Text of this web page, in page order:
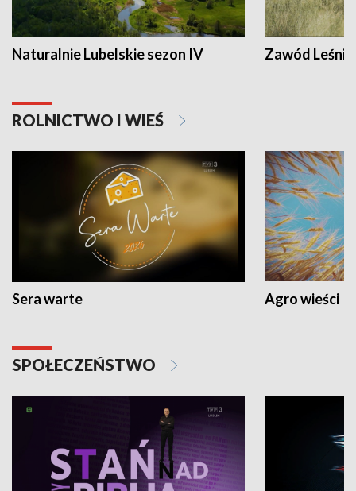
Naturalnie Lubelskie sezon IV Zawód Leśnik
ROLNICTWO I WIEŚ
Sera warte Agro wieści
SPOŁECZEŃSTWO